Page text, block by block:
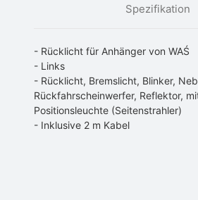
Spezifikation
- Rücklicht für Anhänger von WAŚ
- Links
- Rücklicht, Bremslicht, Blinker,
Rückfahrscheinwerfer, Reflektor,
Positionsleuchte (Seitenstrahler)
- Inklusive 2 m Kabel